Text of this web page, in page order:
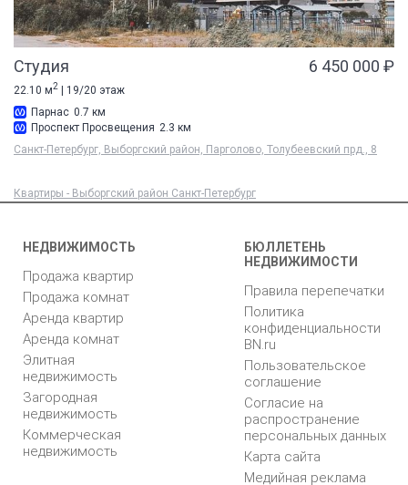
Студия 6 450 000 ₽
22.10 м2
| 19/20 этаж
Парнас 0.7 км
Проспект Просвещения 2.3 км
Санкт-Петербург, Выборгский район, Парголово, Толубеевский прд., 8
Квартиры - Выборгский район Санкт-Петербург
НЕДВИЖИМОСТЬ
Продажа квартир
Продажа комнат
Аренда квартир
Аренда комнат
Элитная
недвижимость
Загородная
недвижимость
Коммерческая
недвижимость
БЮЛЛЕТЕНЬ
НЕДВИЖИМОСТИ
Правила перепечатки
Политика
конфиденциальности
BN.ru
Пользовательское
соглашение
Согласие на
распространение
персональных данных
Карта сайта
Медийная реклама